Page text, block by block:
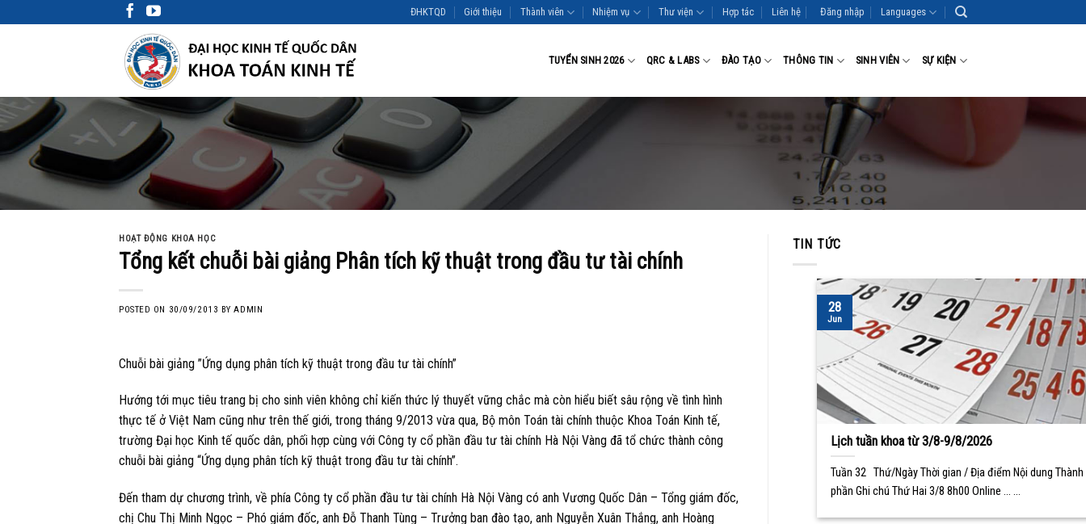
to
ĐHKTQD Giới thiệu Thành viên Nhiệm vụ Thư viện Hợp tác Liên hệ Đăng nhập Languages
TUYỂN SINH 2026 QRC & LABS ĐÀO TẠO THÔNG TIN SINH VIÊN SỰ KIỆN
HOẠT ĐỘNG KHOA HỌC
Tổng kết chuỗi bài giảng Phân tích kỹ thuật trong đầu tư tài chính
POSTED ON 30/09/2013 BYADMIN
Chuỗi bài giảng ”Ứng dụng phân tích kỹ thuật trong đầu tư tài chính”
Hướng tới mục tiêu trang bị cho sinh viên không chỉ kiến thức lý thuyết vững chắc mà còn hiểu biết sâu rộng về tình hình
thực tế ở Việt Nam cũng như trên thế giới, trong tháng 9/2013 vừa qua, Bộ môn Toán tài chính thuộc Khoa Toán Kinh tế,
trường Đại học Kinh tế quốc dân, phối hợp cùng với Công ty cổ phần đầu tư tài chính Hà Nội Vàng đã tổ chức thành công
chuỗi bài giảng “Ứng dụng phân tích kỹ thuật trong đầu tư tài chính”.
Đến tham dự chương trình, về phía Công ty cổ phần đầu tư tài chính Hà Nội Vàng có anh Vương Quốc Dân – Tổng giám đốc,
chị Chu Thị Minh Ngọc – Phó giám đốc, anh Đỗ Thanh Tùng – Trưởng ban đào tạo, anh Nguyễn Xuân Thắng, anh Hoàng
TIN TỨC
Lịch tuần khoa từ 3/8-9/8/2026
Tuần 32 Thứ/Ngày Thời gian / Địa điểm Nội dung Thành
phần Ghi chú Thứ Hai 3/8 8h00 Online ... ...
28
Jun